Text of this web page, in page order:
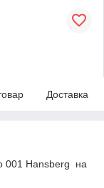
Доставка
001 Hansberg на